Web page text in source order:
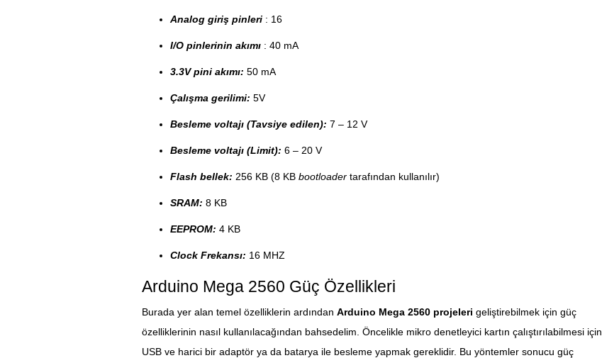
Analog giriş pinleri: 16
I/O pinlerinin akımı: 40 mA
3.3V pini akımı: 50 mA
Çalışma gerilimi: 5V
Besleme voltajı (Tavsiye edilen): 7 – 12 V
Besleme voltajı (Limit): 6 – 20 V
Flash bellek: 256 KB (8 KB bootloadertarafından kullanılır)
SRAM: 8 KB
EEPROM: 4 KB
Clock Frekansı: 16 MHZ
Arduino Mega 2560 Güç Özellikleri
Burada yer alan temel özelliklerin ardından Arduino Mega 2560 projeleri geliştirebilmek için güç
özelliklerinin nasıl kullanılacağından bahsedelim. Öncelikle mikro denetleyici kartın çalıştırılabilmesi için
USB ve harici bir adaptör ya da batarya ile besleme yapmak gereklidir. Bu yöntemler sonucu güç